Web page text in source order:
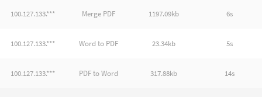
100.127.133.*** Merge PDF 1197.09kb 6s
100.127.133.*** Word to PDF 23.34kb 5s
100.127.133.*** PDF to Word 317.88kb 14s